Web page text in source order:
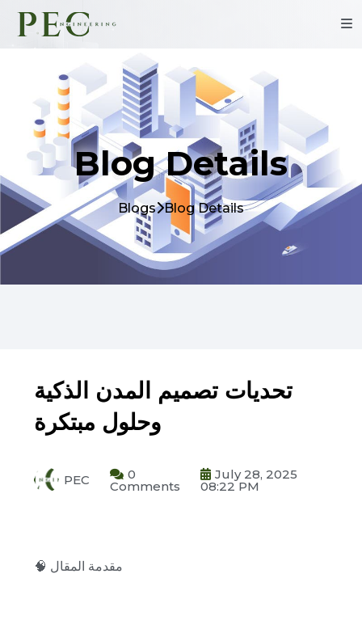
Blog Details
Blogs Blog Details
تحديات تصميم المدن الذكية
وحلول مبتكرة
PEC 0
Comments
July 28, 2025
08:22 PM
🧠 مقدمة المقال